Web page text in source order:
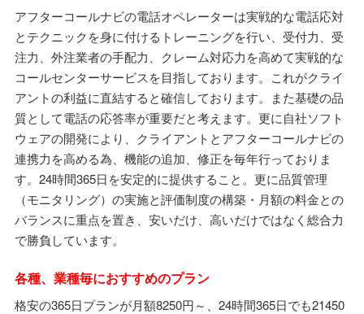
アフターコールナビの電話オペレーターは実戦的な電話応対
とテクニックを身に付けるトレーニングを行い、受付力、受
注力、外注業者の手配力、クレーム対応力を高めて実戦的な
コールセンターサービスを目指しております。これがクライ
アントの利益に直結すると確信しております。また基礎の品
質として電話の応答率が重要だと考えます。更に自社ソフト
ウェアの開発により、クライアントとアフターコールナビの
連携力を高める為、機能の追加、修正を毎年行っておりま
す。24時間365日を安定的に提供すること。更に品質管理
（モニタリング）の実施と評価制度の構築・月額の料金との
バランスに重点を置き、安いだけ、高いだけではなく総合力
で勝負しています。
各種、業種毎におすすめのプラン
格安の365日プランが月額8250円～、24時間365日でも21450